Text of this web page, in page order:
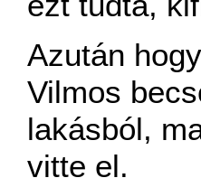
Azután
Vilmos
lakásból,
vitte el.